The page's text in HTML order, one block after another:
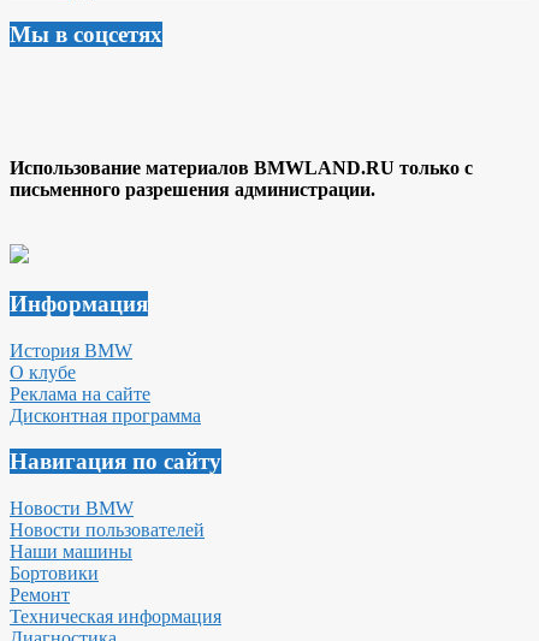
Мы в соцсетях
Использование материалов BMWLAND.RU только с
письменного разрешения администрации.
Информация
История BMW
О клубе
Реклама на сайте
Дисконтная программа
Навигация по сайту
Новости BMW
Новости пользователей
Наши машины
Бортовики
Ремонт
Техническая информация